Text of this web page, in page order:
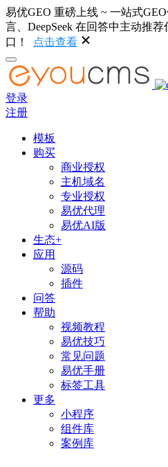
易优GEO 重磅上线 ~ 一站式
言、DeepSeek 在回答中主动推
口！
点击查看
登录
注册
模板
购买
商业授权
主机域名
专业授权
易优代理
易优AI版
生态+
应用
源码
插件
问答
帮助
视频教程
易优技巧
常见问题
易优手册
标签工具
更多
小程序
组件库
案例库